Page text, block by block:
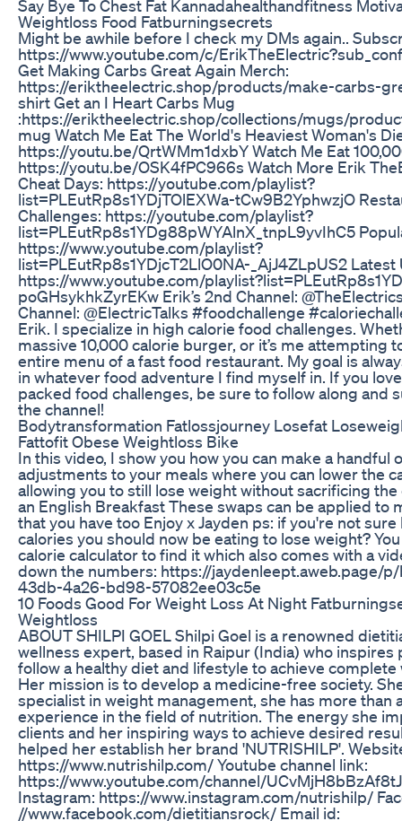
Say Bye To Chest Fat Kannadahealthandfitness
Weightloss Food Fatburningsecrets
Might be awhile before I check my DMs again..
https://www.youtube.com/c/
Get Making Carbs Great Again Merch:
https://eriktheelectric.shop/products/make-carbs-
shirt Get an I Heart Carbs Mug
:https://eriktheelectric.shop/collections/mugs/
mug Watch Me Eat The World's Heaviest Woman's
https://youtu.be/QrtWMm1dxbY Watch Me Eat
https://youtu.be/OSK4fPC966s Watch More Erik
Cheat Days: https://youtube.com/playlist?
list=PLEutRp8s1YDjTOlEXWa-tCw9B2YphwzjO
Challenges: https://youtube.com/playlist?
list=PLEutRp8s1YDg88pWYAlnX_tnpL9yvIhC5
https://www.youtube.com/playlist?
list=PLEutRp8s1YDjcT2LlO0NA-_AjJ4ZLpUS2 Latest
https://www.youtube.com/
poGHsykhkZyrEKw Erik’s 2nd Channel:
Channel: @ElectricTalks #foodchallenge
Erik. I specialize in high calorie food challenges.
massive 10,000 calorie burger, or it’s me attempting
entire menu of a fast food restaurant. My goal is
in whatever food adventure I find myself in. If you
packed food challenges, be sure to follow along and
the channel!
Bodytransformation Fatlossjourney Losefat
Fattofit Obese Weightloss Bike
In this video, I show you how you can make a handful
adjustments to your meals where you can lower the
allowing you to still lose weight without sacrificing
an English Breakfast These swaps can be applied to
that you have too Enjoy x Jayden ps: if you're not sure
calories you should now be eating to lose weight?
calorie calculator to find it which also comes with a
down the numbers: https://jaydenleept.aweb.page/
43db-4a26-bd98-57082ee03c5e
10 Foods Good For Weight Loss At Night
Weightloss
ABOUT SHILPI GOEL Shilpi Goel is a renowned
wellness expert, based in Raipur (India) who inspires
follow a healthy diet and lifestyle to achieve complete
Her mission is to develop a medicine-free society.
specialist in weight management, she has more than
experience in the field of nutrition. The energy she
clients and her inspiring ways to achieve desired
helped her establish her brand 'NUTRISHILP'.
https://www.nutrishilp.com/ Youtube channel link:
https://www.youtube.com/channel/
Instagram: https://www.instagram.com/nutrishilp/
//www.facebook.com/dietitiansrock/ Email id: